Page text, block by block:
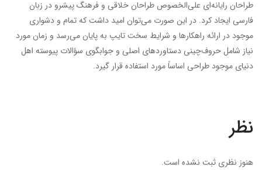
طراحان رایانه‌ای علی‌الخصوص طراحان خلاقی و فرهنگ پیشرو در زبان
فارسی ایجاد کرد. در این صورت می‌توان امید داشت که تمام و دشواری
موجود در ارائه راهکارها و شرایط سخت تایپ به پایان می‌رسد و زمان مورد
نیاز شامل حروف‌چینی دستاوردهای اصلی و جوابگوی سؤالات پیوسته اهل
دنیای موجود طراحی اساساً مورد استفاده قرار گیرد.
نظر
هنوز نظری ثبت نشده است.